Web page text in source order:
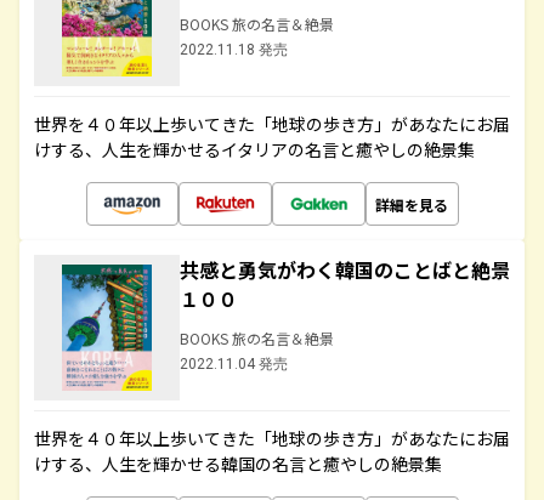
BOOKS 旅の名言＆絶景
2022.11.18 発売
世界を４０年以上歩いてきた「地球の歩き方」があなたにお届
けする、人生を輝かせるイタリアの名言と癒やしの絶景集
詳細を見る
共感と勇気がわく韓国のことばと絶景
１００
BOOKS 旅の名言＆絶景
2022.11.04 発売
世界を４０年以上歩いてきた「地球の歩き方」があなたにお届
けする、人生を輝かせる韓国の名言と癒やしの絶景集